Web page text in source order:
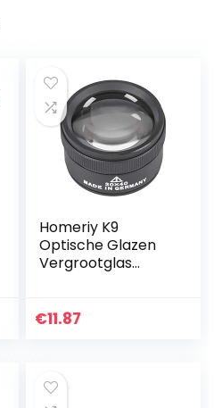
Homeriy K9
Optische Glazen
Vergrootglas
Antieke Taxatie
€11.87